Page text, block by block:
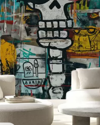
€/m²
Vinyl
€/m²
€/m²